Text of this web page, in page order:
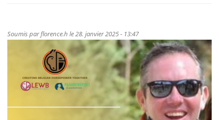
Soumis parflorence.h le 28. janvier 2025 - 13:47